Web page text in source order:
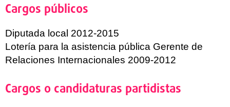
Cargos públicos
Diputada local 2012-2015
Lotería para la asistencia pública Gerente de
Relaciones Internacionales 2009-2012
Cargos o candidaturas partidistas